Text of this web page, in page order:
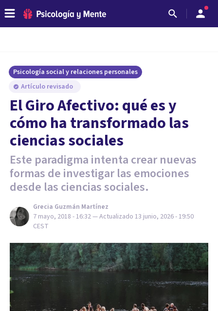
Psicología social y relaciones personales
Artículo revisado
El Giro Afectivo: qué es y
cómo ha transformado las
ciencias sociales
Este paradigma intenta crear nuevas
formas de investigar las emociones
desde las ciencias sociales.
Grecia Guzmán Martínez
7 mayo, 2018 - 16:32— Actualizado 13 junio, 2026 - 19:50
CEST